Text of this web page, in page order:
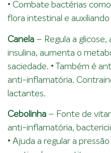
• Combate bactérias como
flora intestinal e
Canela – Regula a glicose,
insulina, aumenta o
saciedade. • Também é
anti-inflamatória.
lactantes.
Cebolinha – Fonte de
anti-inflamatória,
• Ajuda a regular a